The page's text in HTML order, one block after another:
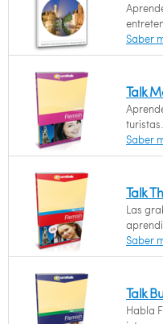
Saber
Talk
turistas.
Saber
Talk
Las
Saber
Talk
Habla